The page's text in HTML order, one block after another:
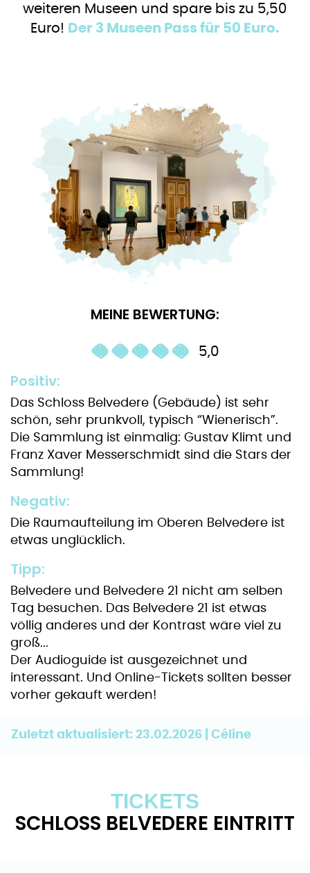
weiteren Museen und spare bis zu 5,50
Euro! Der 3 Museen Pass für 50 Euro.
MEINE BEWERTUNG:
5,0
Positiv:
Das Schloss Belvedere (Gebäude) ist sehr
schön, sehr prunkvoll, typisch “Wienerisch”.
Die Sammlung ist einmalig: Gustav Klimt und
Franz Xaver Messerschmidt sind die Stars der
Sammlung!
Negativ:
Die Raumaufteilung im Oberen Belvedere ist
etwas unglücklich.
Tipp:
Belvedere und Belvedere 21 nicht am selben
Tag besuchen. Das Belvedere 21 ist etwas
völlig anderes und der Kontrast wäre viel zu
groß...
Der Audioguide ist ausgezeichnet und
interessant. Und Online-Tickets sollten besser
vorher gekauft werden!
Zuletzt aktualisiert: 23.02.2026 | Céline
TICKETS
SCHLOSS BELVEDERE EINTRITT